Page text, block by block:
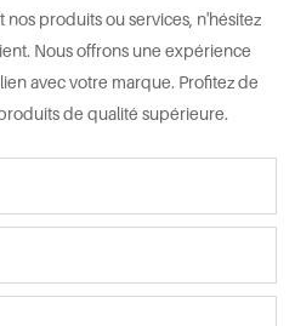
produits ou services, n'hésitez
Nous offrons une expérience
avec votre marque. Profitez de
de qualité supérieure.